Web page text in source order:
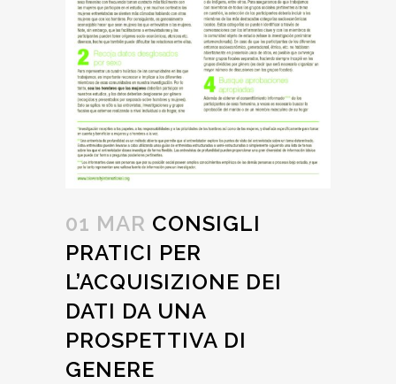
01 MAR CONSIGLI
PRATICI PER
L’ACQUISIZIONE DEI
DATI DA UNA
PROSPETTIVA DI
GENERE